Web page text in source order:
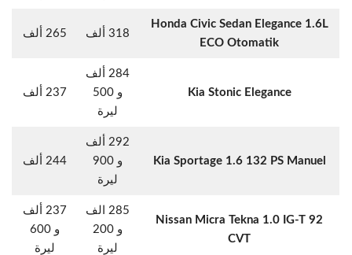
Honda Civic Sedan Elegance 1.6L
ECO Otomatik
318 ألف 265 ألف
Kia Stonic Elegance
284 ألف
و 500
ليرة
237 ألف
Kia Sportage 1.6 132 PS Manuel
292 ألف
و 900
ليرة
244 ألف
Nissan Micra Tekna 1.0 IG-T 92
CVT
285 الف
و 200
ليرة
237 ألف
و 600
ليرة